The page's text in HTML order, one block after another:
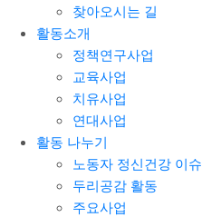
찾아오시는 길
활동소개
정책연구사업
교육사업
치유사업
연대사업
활동 나누기
노동자 정신건강 이슈
두리공감 활동
주요사업